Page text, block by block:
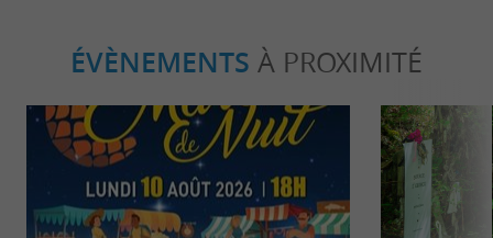
ÉVÈNEMENTS À PROXIMITÉ